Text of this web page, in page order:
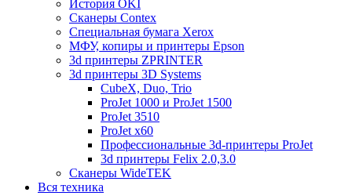
История OKI
Сканеры Contex
Специальная бумага Xerox
МФУ, копиры и принтеры Epson
3d принтеры ZPRINTER
3d принтеры 3D Systems
CubeX, Duo, Trio
ProJet 1000 и ProJet 1500
ProJet 3510
ProJet x60
Профессиональные 3d-принтеры ProJet
3d принтеры Felix 2.0,3.0
Сканеры WideTEK
Вся техника